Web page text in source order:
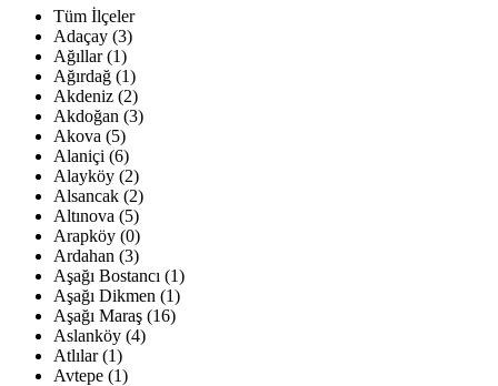
Tüm İlçeler
Adaçay (3)
Ağıllar (1)
Ağırdağ (1)
Akdeniz (2)
Akdoğan (3)
Akova (5)
Alaniçi (6)
Alayköy (2)
Alsancak (2)
Altınova (5)
Arapköy (0)
Ardahan (3)
Aşağı Bostancı (1)
Aşağı Dikmen (1)
Aşağı Maraş (16)
Aslanköy (4)
Atlılar (1)
Avtepe (1)